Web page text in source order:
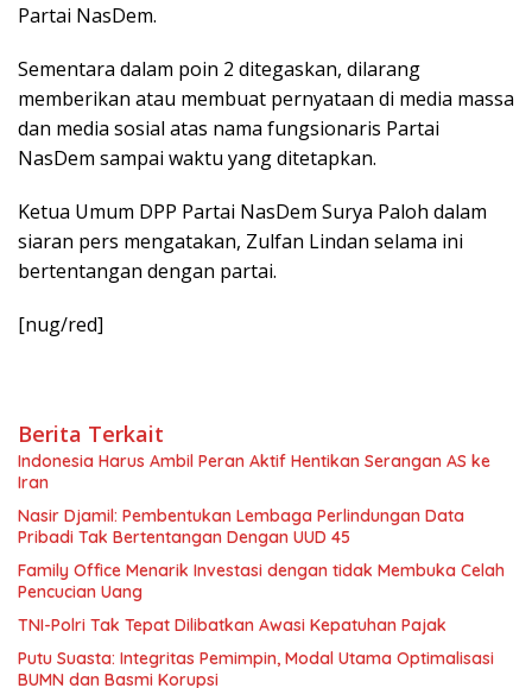
Partai NasDem.
Sementara dalam poin 2 ditegaskan, dilarang
memberikan atau membuat pernyataan di media massa
dan media sosial atas nama fungsionaris Partai
NasDem sampai waktu yang ditetapkan.
Ketua Umum DPP Partai NasDem Surya Paloh dalam
siaran pers mengatakan, Zulfan Lindan selama ini
bertentangan dengan partai.
[nug/red]
Berita Terkait
Indonesia Harus Ambil Peran Aktif Hentikan Serangan AS ke
Iran
Nasir Djamil: Pembentukan Lembaga Perlindungan Data
Pribadi Tak Bertentangan Dengan UUD 45
Family Office Menarik Investasi dengan tidak Membuka Celah
Pencucian Uang
TNI-Polri Tak Tepat Dilibatkan Awasi Kepatuhan Pajak
Putu Suasta: Integritas Pemimpin, Modal Utama Optimalisasi
BUMN dan Basmi Korupsi